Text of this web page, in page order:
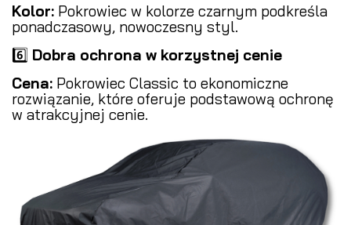
Kolor: Pokrowiec w kolorze czarnym podkreśla
ponadczasowy, nowoczesny styl.
6️⃣ Dobra ochrona w korzystnej cenie
Cena: Pokrowiec Classic to ekonomiczne
rozwiązanie, które oferuje podstawową ochronę
w atrakcyjnej cenie.